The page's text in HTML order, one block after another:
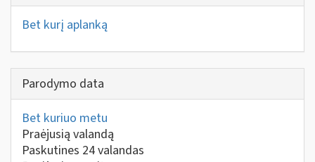
Bet kurį aplanką
Parodymo data
Bet kuriuo metu
Praėjusią valandą
Paskutines 24 valandas